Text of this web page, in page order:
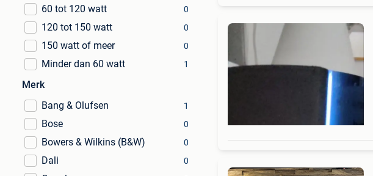
60 tot 120 watt
0
120 tot 150 watt 0
150 watt of meer 0
Minder dan 60 watt 1
Merk
Bang & Olufsen
1
Bose 0
Bowers & Wilkins (B&W) 0
Dali 0